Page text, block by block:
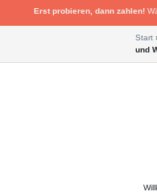
Erst probieren, dann zahlen!
Start
und